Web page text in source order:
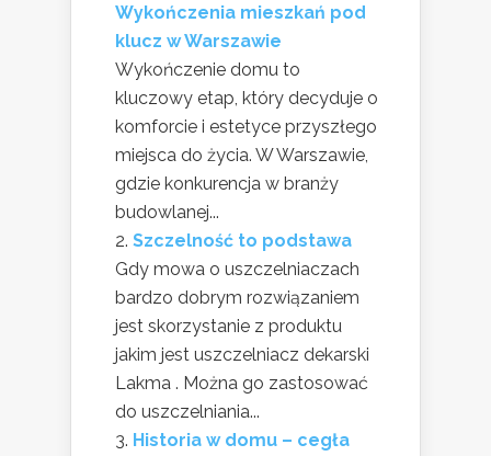
Wykończenia mieszkań pod
klucz w Warszawie
Wykończenie domu to
kluczowy etap, który decyduje o
komforcie i estetyce przyszłego
miejsca do życia. W Warszawie,
gdzie konkurencja w branży
budowlanej...
Szczelność to podstawa
Gdy mowa o uszczelniaczach
bardzo dobrym rozwiązaniem
jest skorzystanie z produktu
jakim jest uszczelniacz dekarski
Lakma . Można go zastosować
do uszczelniania...
Historia w domu – cegła